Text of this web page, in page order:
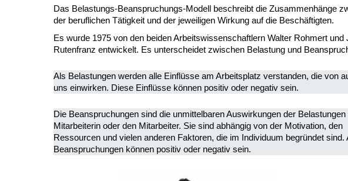
Das Belastungs-Beanspruchungs-Modell beschreibt die Zusammenhänge
der beruflichen Tätigkeit und der jeweiligen Wirkung auf die Beschäftigten.
Es wurde 1975 von den beiden Arbeitswissenschaftlern Walter Rohmert und
Rutenfranz entwickelt. Es unterscheidet zwischen Belastung und
Als Belastungen werden alle Einflüsse am Arbeitsplatz verstanden, die von
uns einwirken. Diese Einflüsse können positiv oder negativ sein.
Die Beanspruchungen sind die unmittelbaren Auswirkungen der Belastungen
Mitarbeiterin oder den Mitarbeiter. Sie sind abhängig von der Motivation, den
Ressourcen und vielen anderen Faktoren, die im Individuum begründet sind.
Beanspruchungen können positiv oder negativ sein.